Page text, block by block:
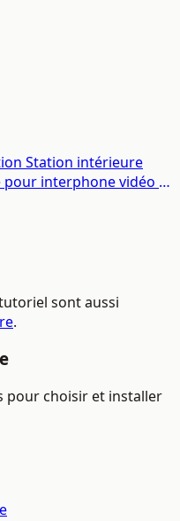
Station intérieure
interphone vidéo IP
sont aussi
.
pour choisir et installer